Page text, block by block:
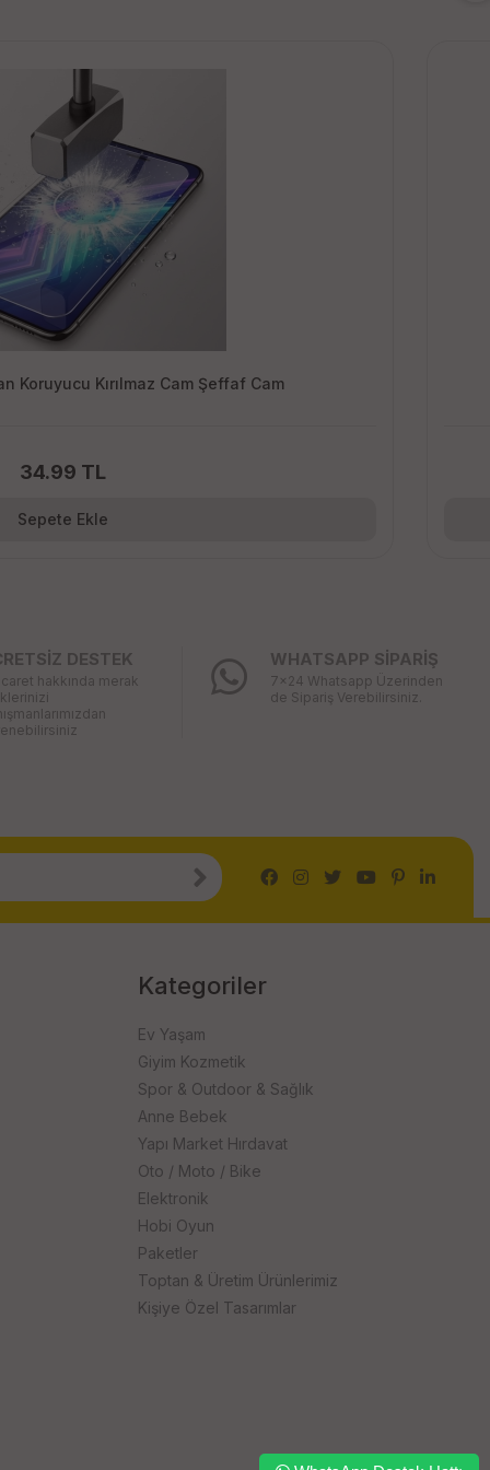
Koruyucu Kırılmaz Cam Şeffaf Cam
34.99 TL
Sepete Ekle
DESTEK
hakkında merak
WHATSAPP SİPARİŞ
7x24 Whatsapp Üzerinden
de Sipariş Verebilirsiniz.
Kategoriler
Ev Yaşam
Giyim Kozmetik
Spor & Outdoor & Sağlık
Anne Bebek
Yapı Market Hırdavat
Oto / Moto / Bike
Elektronik
Hobi Oyun
Paketler
Toptan & Üretim Ürünlerimiz
Kişiye Özel Tasarımlar